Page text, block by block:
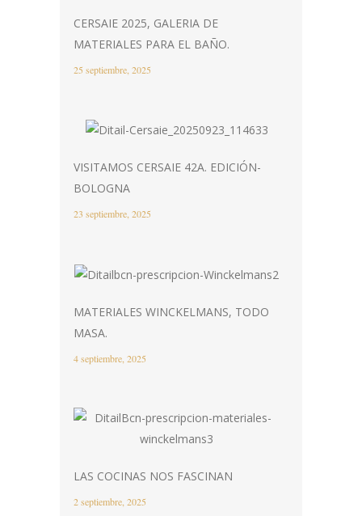
CERSAIE 2025, GALERIA DE
MATERIALES PARA EL BAÑO.
25 septiembre, 2025
VISITAMOS CERSAIE 42A. EDICIÓN-
BOLOGNA
23 septiembre, 2025
MATERIALES WINCKELMANS, TODO
MASA.
4 septiembre, 2025
LAS COCINAS NOS FASCINAN
2 septiembre, 2025